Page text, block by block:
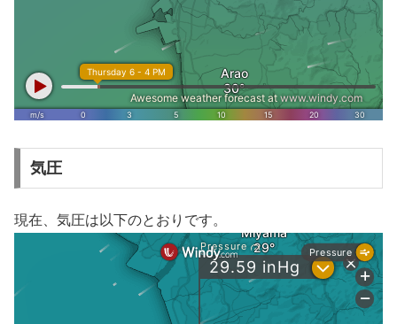
気圧
現在、気圧は以下のとおりです。